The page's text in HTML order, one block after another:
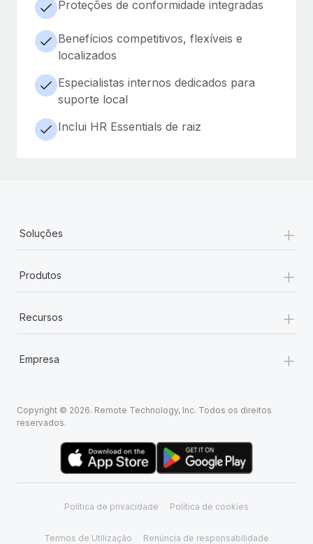
Proteções de conformidade integradas
Benefícios competitivos, flexíveis e
localizados
Especialistas internos dedicados para
suporte local
Inclui HR Essentials de raiz
Soluções +
Produtos +
Recursos +
Empresa +
Copyright © 2026. Remote Technology, Inc. Todos os direitos
reservados.
Política de privacidade Política de cookies
Termos de Utilização Renúncia de responsabilidade